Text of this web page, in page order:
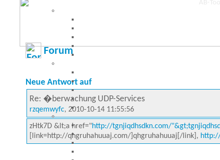
Forum
Neue Antwort auf
Re: �berwachung UDP-Services
rzqemwyfc, 2010-10-14 11:55:56
zHtk7D &lt;a href="http://tgnjiqdhsdkn.com/
[link=http://qhgruhahuuaj.com/]qhgruhahuuaj[/link],